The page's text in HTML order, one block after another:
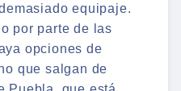
equipaje.
por parte de las
opciones de
que salgan de